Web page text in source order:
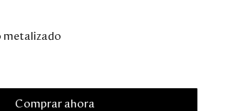
metalizado
Comprar ahora